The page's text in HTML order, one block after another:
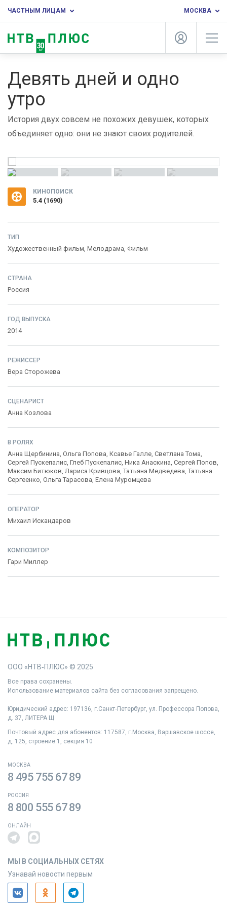
ЧАСТНЫМ ЛИЦАМ МОСКВА
Девять дней и одно
утро
История двух совсем не похожих девушек, которых
объединяет одно: они не знают своих родителей.
КИНОПОИСК
5.4 (1690)
ТИП
Художественный фильм, Мелодрама, Фильм
СТРАНА
Россия
ГОД ВЫПУСКА
2014
РЕЖИССЕР
Вера Сторожева
СЦЕНАРИСТ
Анна Козлова
В РОЛЯХ
Анна Щербинина, Ольга Попова, Ксавье Галле, Светлана Тома,
Сергей Пускепалис, Глеб Пускепалис, Ника Анаскина, Сергей Попов,
Максим Битюков, Лариса Кривцова, Татьяна Медведева, Татьяна
Сергеенко, Ольга Тарасова, Елена Муромцева
ОПЕРАТОР
Михаил Искандаров
КОМПОЗИТОР
Гари Миллер
ООО «НТВ‑ПЛЮС» © 2025
Все права сохранены.
Использование материалов сайта без согласования запрещено.
Юридический адрес: 197136, г.Санкт‑Петербург, ул. Профессора Попова,
д. 37, ЛИТЕРА Щ
Почтовый адрес для абонентов: 117587, г.Москва, Варшавское шоссе,
д. 125, строение 1, секция 10
МОСКВА
8 495 755 67 89
РОССИЯ
8 800 555 67 89
ОНЛАЙН
МЫ В СОЦИАЛЬНЫХ СЕТЯХ
Узнавай новости первым